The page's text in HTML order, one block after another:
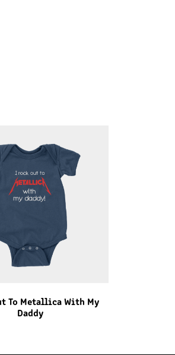
To Metallica With My
Daddy